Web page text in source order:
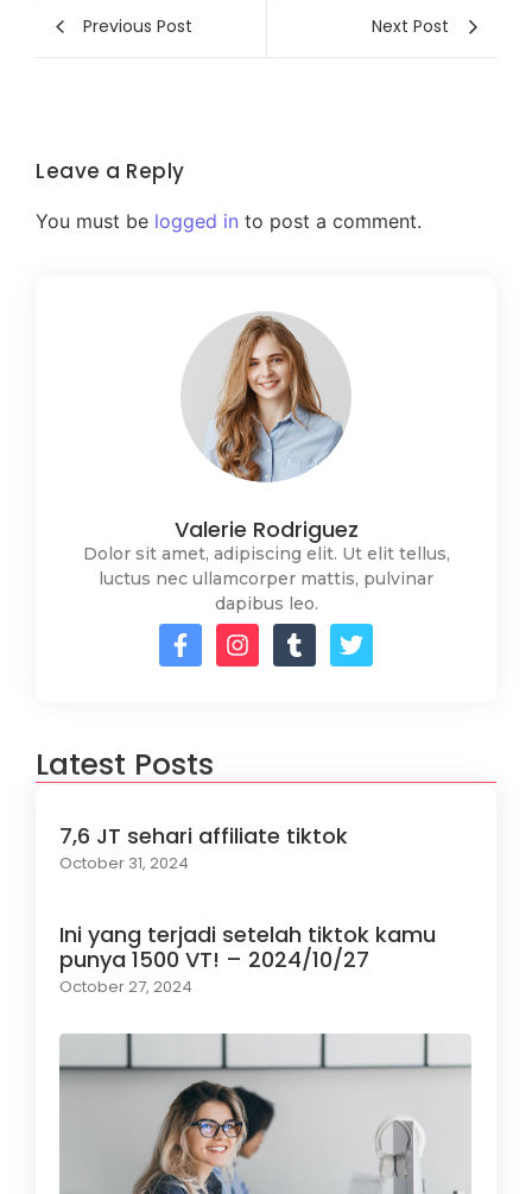
Previous Post Next Post
Leave a Reply
You must be logged in to post a comment.
Valerie Rodriguez
Dolor sit amet, adipiscing elit. Ut elit tellus,
luctus nec ullamcorper mattis, pulvinar
dapibus leo.
Latest Posts
7,6 JT sehari affiliate tiktok
October 31, 2024
Ini yang terjadi setelah tiktok kamu
punya 1500 VT! – 2024/10/27
October 27, 2024